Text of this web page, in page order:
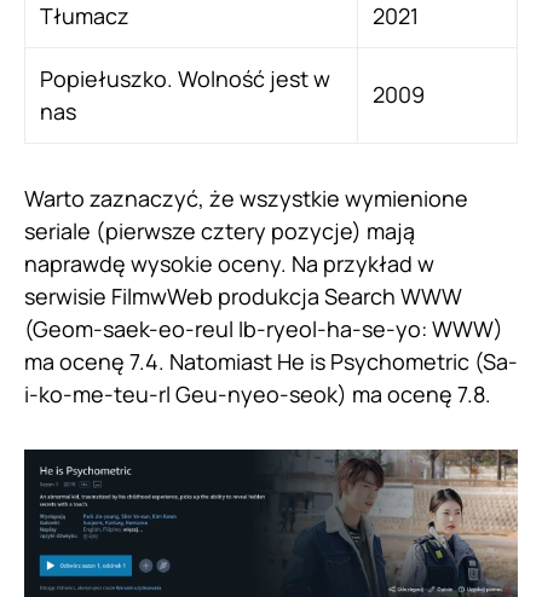
Tłumacz 2021
Popiełuszko. Wolność jest w
nas
2009
Warto zaznaczyć, że wszystkie wymienione
seriale (pierwsze cztery pozycje) mają
naprawdę wysokie oceny. Na przykład w
serwisie FilmwWeb produkcja Search WWW
(Geom-saek-eo-reul Ib-ryeol-ha-se-yo: WWW)
ma ocenę 7.4. Natomiast He is Psychometric (Sa-
i-ko-me-teu-rl Geu-nyeo-seok) ma ocenę 7.8.